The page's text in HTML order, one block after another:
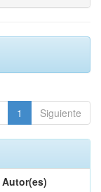
1 Siguiente
Autor(es)